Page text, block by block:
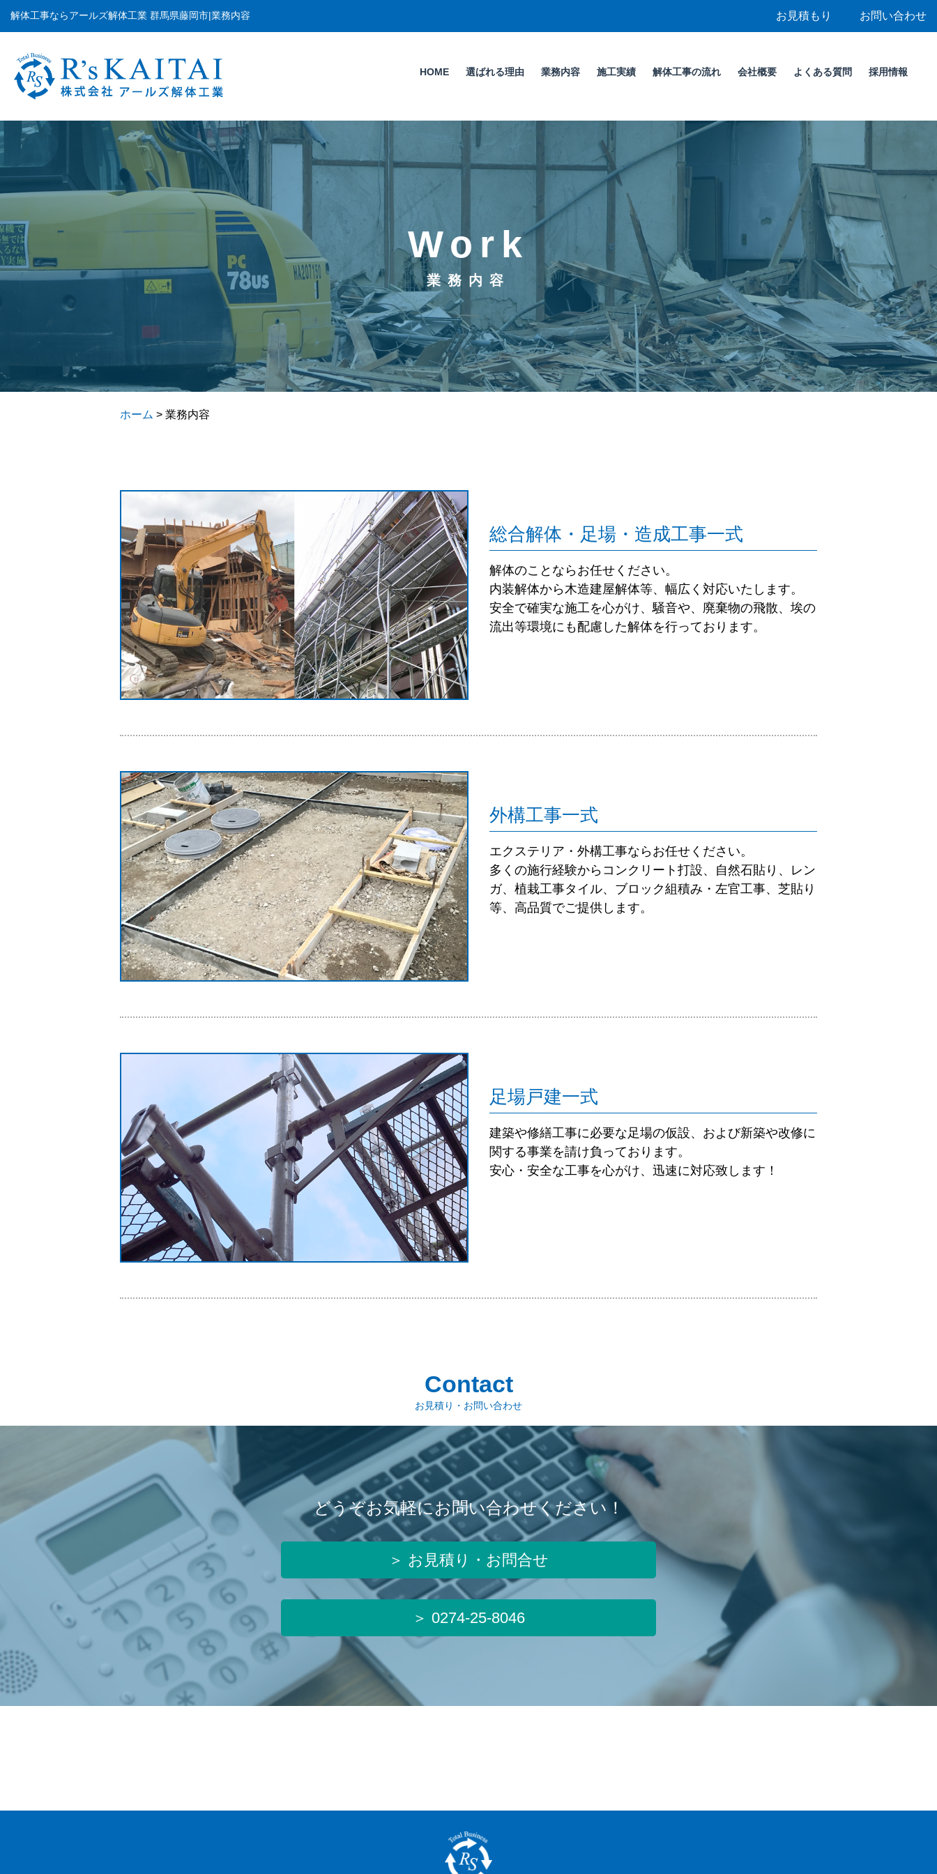
解体工事ならアールズ解体工業 群馬県藤岡市|業務内容 お問い合わせ
お見積もり
HOME 選ばれる理由 業務内容 施工実績 解体工事の流れ 会社概要 よくある質問 採用情報
Work
業務内容
ホーム > 業務内容
総合解体・足場・造成工事一式
解体のことならお任せください。
内装解体から木造建屋解体等、幅広く対応いたします。
安全で確実な施工を心がけ、騒音や、廃棄物の飛散、埃の
流出等環境にも配慮した解体を行っております。
外構工事一式
エクステリア・外構工事ならお任せください。
多くの施行経験からコンクリート打設、自然石貼り、レン
ガ、植栽工事タイル、ブロック組積み・左官工事、芝貼り
等、高品質でご提供します。
足場戸建一式
建築や修繕工事に必要な足場の仮設、および新築や改修に
関する事業を請け負っております。
安心・安全な工事を心がけ、迅速に対応致します！
Contact
お見積り・お問い合わせ
どうぞお気軽にお問い合わせください！
＞ お見積り・お問合せ
＞ 0274-25-8046